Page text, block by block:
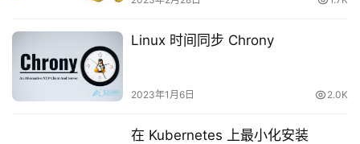
三、安装配置 PHP
依次执行以下命令，更新 yum 中 PHP 的软件源。
Linux 时间同步 Chrony
2023年1月6日 2.0K
在 Kubernetes 上最小化安装